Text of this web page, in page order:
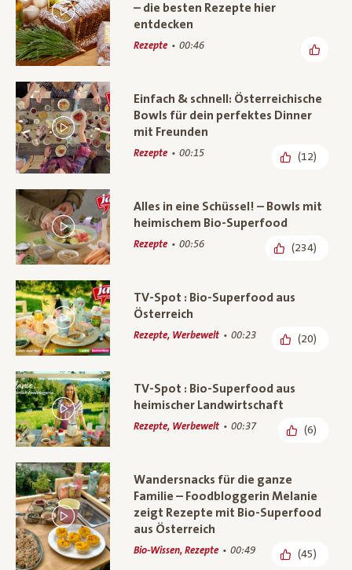
– die besten Rezepte hier
entdecken
Rezepte 00:46
Einfach & schnell: Österreichische
Bowls für dein perfektes Dinner
mit Freunden
Rezepte 00:15 (12)
Alles in eine Schüssel! – Bowls mit
heimischem Bio-Superfood
Rezepte 00:56 (234)
TV-Spot : Bio-Superfood aus
Österreich
Rezepte, Werbewelt 00:23 (20)
TV-Spot : Bio-Superfood aus
heimischer Landwirtschaft
Rezepte, Werbewelt 00:37 (6)
Wandersnacks für die ganze
Familie – Foodbloggerin Melanie
zeigt Rezepte mit Bio-Superfood
aus Österreich
Bio-Wissen, Rezepte 00:49 (45)